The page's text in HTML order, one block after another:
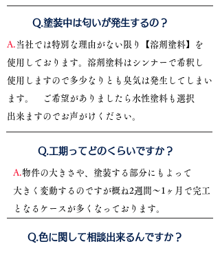
​Q.塗装中は匂いが発生するの？
A. 当社では特別な理由がない限り【溶剤塗料】を
使用しております。溶剤塗料はシンナーで希釈し
使用しますので多少なりとも臭気は発生してしまい
ます。 ご希望がありましたら水性塗料も選択
出来ますのでお声がけください。
​Q.工期ってどのくらいですか？
A.物件の大きさや、塗装する部分にもよって
大きく変動するのですが概ね2週間～1ヶ月で完工
となるケースが多くなっております。
​Q.色に関して相談出来るんですか？